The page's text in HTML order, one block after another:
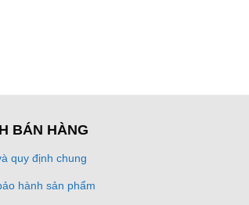
BÁN HÀNG
quy định chung
hành sản phẩm